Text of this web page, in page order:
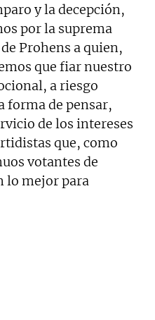
y la decepción,
por la suprema
Prohens a quien,
que fiar nuestro
a riesgo
forma de pensar,
de los intereses
que, como
votantes de
lo mejor para